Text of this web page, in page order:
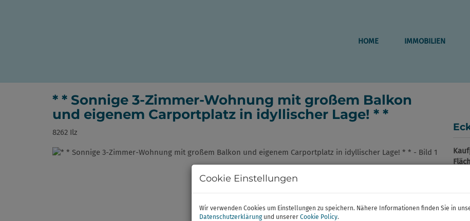
HOME IMMOBILIEN
* * Sonnige 3-Zimmer-Wohnung mit großem Balkon
und eigenem Carportplatz in idyllischer Lage! * *
8262 Ilz
Cookie Einstellungen
Wir verwenden Cookies um Einstellungen zu speichern. Nähere Informationen finden Sie in
Datenschutzerklärung und unserer Cookie Policy.